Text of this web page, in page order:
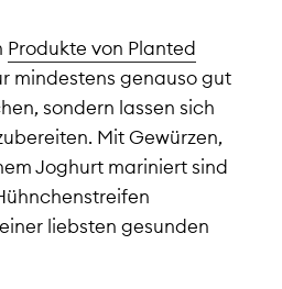
Produkte von Planted
mindestens genauso gut
sondern lassen sich
Mit Gewürzen,
Joghurt mariniert sind
liebsten gesunden